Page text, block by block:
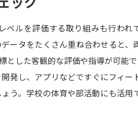
大学で学び
学問のミニ講義
ベルを評価する取り組みも行われ
ータをたくさん重ね合わせると、
した客観的な評価や指導が可能で
発し、アプリなどですぐにフィー
う。学校の体育や部活動にも活用